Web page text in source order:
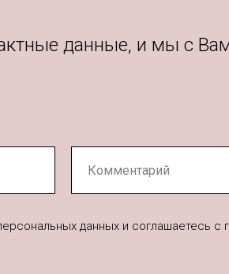
данные, и мы с
данных и соглашаетесь c